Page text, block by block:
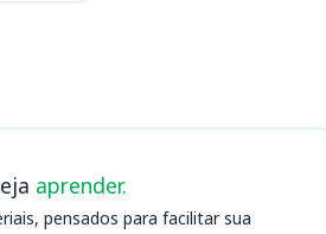
aprender.
pensados para facilitar sua